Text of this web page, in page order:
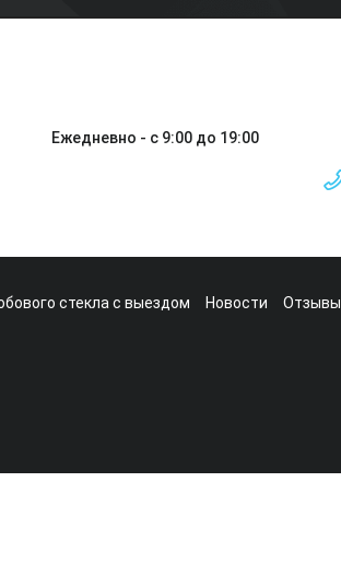
Ежедневно - с 9:00 до 19:00
стекла с выездом Новости Отзывы